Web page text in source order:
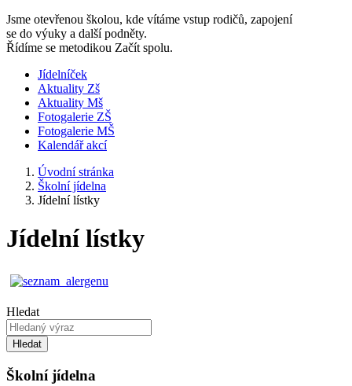
Jsme otevřenou školou, kde vítáme vstup rodičů, zapojení
se do výuky a další podněty.
Řídíme se metodikou Začít spolu.
Jídelníček
Aktuality Zš
Aktuality Mš
Fotogalerie ZŠ
Fotogalerie MŠ
Kalendář akcí
Úvodní stránka
Školní jídelna
Jídelní lístky
Jídelní lístky
Hledat
Hledat
Školní jídelna